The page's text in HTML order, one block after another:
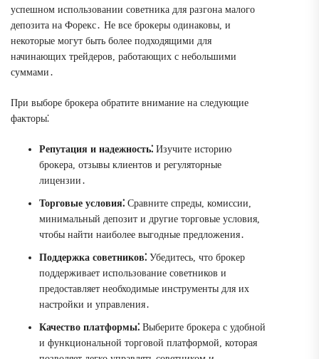
успешном использовании советника для разгона малого
депозита на Форекс․ Не все брокеры одинаковы, и
некоторые могут быть более подходящими для
начинающих трейдеров, работающих с небольшими
суммами․
При выборе брокера обратите внимание на следующие
факторы⁚
Репутация и надежность⁚ Изучите историю
брокера, отзывы клиентов и регуляторные
лицензии․
Торговые условия⁚ Сравните спреды, комиссии,
минимальный депозит и другие торговые условия,
чтобы найти наиболее выгодные предложения․
Поддержка советников⁚ Убедитесь, что брокер
поддерживает использование советников и
предоставляет необходимые инструменты для их
настройки и управления․
Качество платформы⁚ Выберите брокера с удобной
и функциональной торговой платформой, которая